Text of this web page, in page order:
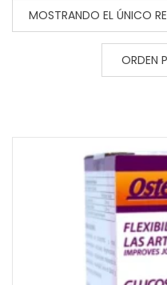
MOSTRANDO EL ÚNICO